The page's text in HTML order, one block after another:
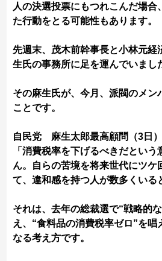
人の決選投票にもつれこんだ場合
た行動をとる可能性もあります。
先週末、茂木前幹事長と小林元経
生氏の事務所に足を運んでいまし
その麻生氏が、今月、派閥のメン
ことです。
自民党 麻生太郎最高顧問（3日）
「消費税率を下げるべきだとい
ん。自らの苦境を将来世代にツケ
て、違和感を持つ人が数多くいる
それは、去年の総裁選で“戦略的
え、“食料品の消費税率ゼロ”を唱
なる考え方です。